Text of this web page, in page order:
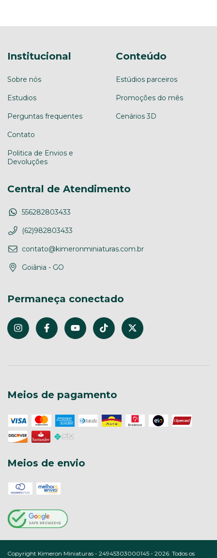
Institucional
Sobre nós
Estudios
Perguntas frequentes
Contato
Politica de Envios e
Devoluções
Conteúdo
Estúdios parceiros
Promoções do mês
Cenários 3D
Central de Atendimento
556282803433
(62)982803433
contato@kimeronminiaturas.com.br
Goiânia - GO
Permaneça conectado
Meios de pagamento
Meios de envio
Copyright Kimeron Miniaturas - 24945303000145 - 2026. Todos os